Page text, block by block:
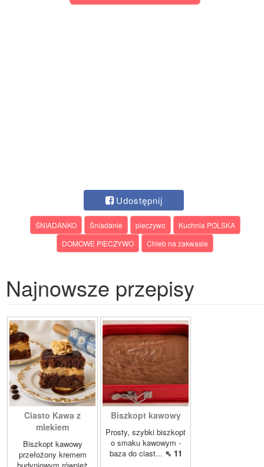
Udostępnij
ŚNIADANKO Śniadanie pieczywo
Kuchnia POLSKA
DOMOWE PIECZYWO
Chleb na zakwasie
Najnowsze przepisy
Ciasto Kawa z
mlekiem
Biszkopt kawowy
przełożony kremem
Biszkopt kawowy
Prosty, szybki biszkopt
o smaku kawowym -
baza do ciast... ⇖ 11